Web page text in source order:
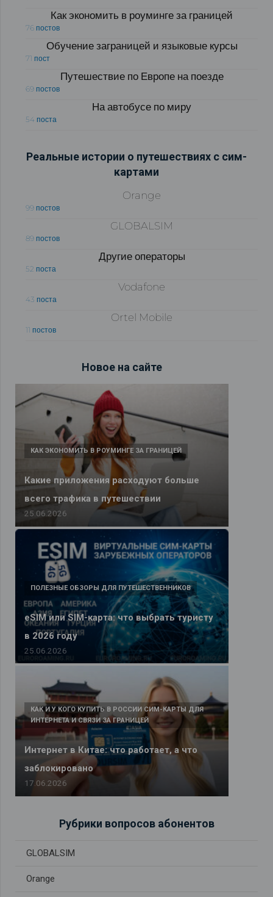
Как экономить в роуминге за границей
76 постов
Обучение заграницей и языковые курсы
71 пост
Путешествие по Европе на поезде
69 постов
На автобусе по миру
54 поста
Реальные истории о путешествиях с сим-
картами
Orange
99 постов
GLOBALSIM
89 постов
Другие операторы
52 поста
Vodafone
43 поста
Ortel Mobile
11 постов
Новое на сайте
Какие приложения расходуют больше
всего трафика в путешествии
КАК ЭКОНОМИТЬ В РОУМИНГЕ ЗА ГРАНИЦЕЙ
25.06.2026
eSIM или SIM-карта: что выбрать туристу
в 2026 году
ПОЛЕЗНЫЕ ОБЗОРЫ ДЛЯ ПУТЕШЕСТВЕННИКОВ
25.06.2026
Интернет в Китае: что работает, а что
заблокировано
КАК И У КОГО КУПИТЬ В РОССИИ СИМ-КАРТЫ ДЛЯ
ИНТЕРНЕТА И СВЯЗИ ЗА ГРАНИЦЕЙ
17.06.2026
Рубрики вопросов абонентов
GLOBALSIM
Orange